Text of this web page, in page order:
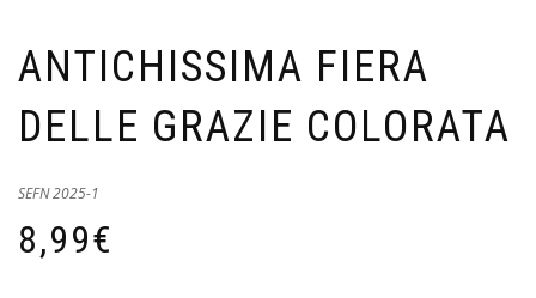
ANTICHISSIMA FIERA
DELLE GRAZIE COLORATA
SEFN 2025-1
8,99€